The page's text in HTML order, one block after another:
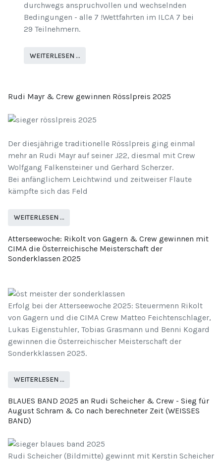
durchwegs anspruchvollen und wechselnden
Bedingungen - alle 7 !Wettfahrten im ILCA 7 bei
29 Teilnehmern.
WEITERLESEN …
Rudi Mayr & Crew gewinnen Rösslpreis 2025
Der diesjährige traditionelle Rösslpreis ging einmal
mehr an Rudi Mayr auf seiner J22, diesmal mit Crew
Wolfgang Falkensteiner und Gerhard Scherzer.
Bei anfänglichem Leichtwind und zeitweiser Flaute
kämpfte sich das Feld
WEITERLESEN …
Atterseewoche: Rikolt von Gagern & Crew gewinnen mit
CIMA die Österreichische Meisterschaft der
Sonderklassen 2025
Erfolg bei der Atterseewoche 2025: Steuermenn Rikolt
von Gagern und die CIMA Crew Matteo Feichtenschlager,
Lukas Eigenstuhler, Tobias Grasmann und Benni Kogard
gewinnen die Österreichischer Meisterschaft der
Sonderkklassen 2025.
WEITERLESEN …
BLAUES BAND 2025 an Rudi Scheicher & Crew - Sieg für
August Schram & Co nach berechneter Zeit (WEISSES
BAND)
Rudi Scheicher (Bildmitte) gewinnt mit Kerstin Scheicher